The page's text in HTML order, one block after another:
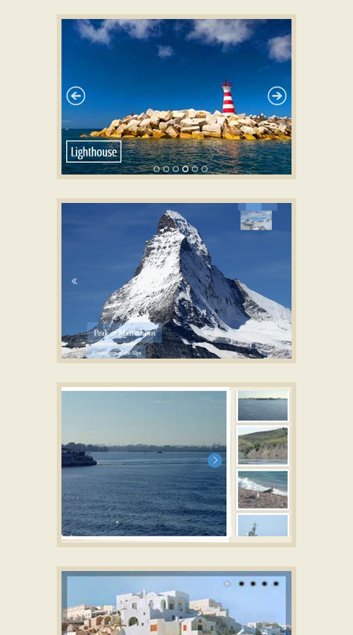
with Seven Effect
with Rotate Transition
with Stack Transition
with Basic linear
Animation